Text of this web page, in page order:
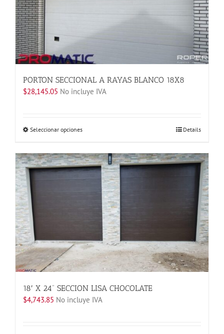
página
de
producto
PORTON SECCIONAL A RAYAS BLANCO 18X8
$28,145.05 No incluye IVA
Seleccionar opcionesEste
tiene
múltiples
variantes.
opciones
pueden
en
la
página
de
producto
Details
18′ X 24” SECCION LISA CHOCOLATE
$4,743.85 No incluye IVA